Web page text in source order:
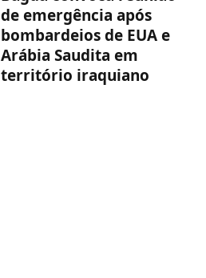
de emergência após
bombardeios de EUA e
Arábia Saudita em
território iraquiano